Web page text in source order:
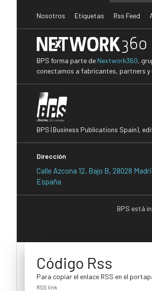
Nosotros Etiquetas Rss Feed
BPS forma parte de Nextwork360,
conectamos a fabricantes, partners y
BPS (Business Publications Spain),
Dirección
Calle Azcona 12, Bajo B, 28028
España
BPS está
Código Rss
Para copiar el enlace RSS en el
RSS link